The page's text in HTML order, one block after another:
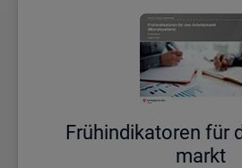
Früh­in­di­ka­to­ren für
markt